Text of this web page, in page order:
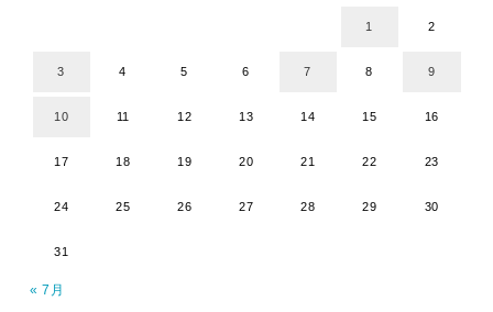
1 2
3 4 5 6 7 8 9
10 11 12 13 14 15 16
17 18 19 20 21 22 23
24 25 26 27 28 29 30
31
« 7月